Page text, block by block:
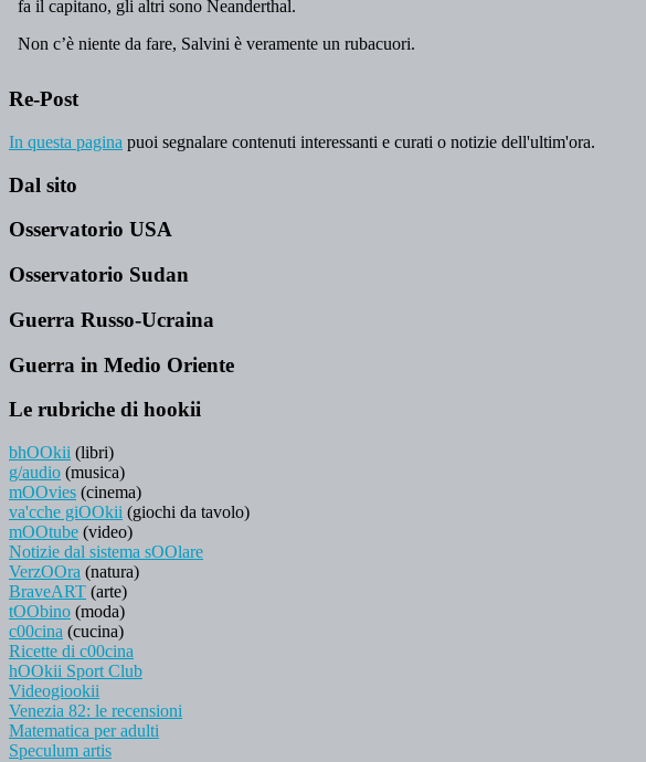
Re-Post
In questa pagina puoi segnalare contenuti interessanti e curati o notizie dell'ultim'ora.
Dal sito
Osservatorio USA
Osservatorio Sudan
Guerra Russo-Ucraina
Guerra in Medio Oriente
Le rubriche di hookii
bhOOkii (libri)
g/audio (musica)
mOOvies (cinema)
va'cche giOOkii (giochi da tavolo)
mOOtube (video)
Notizie dal sistema sOOlare
VerzOOra (natura)
BraveART (arte)
tOObino (moda)
c00cina (cucina)
Ricette di c00cina
hOOkii Sport Club
Videogiookii
Venezia 82: le recensioni
Matematica per adulti
Speculum artis